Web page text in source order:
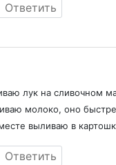
Ответить
лук на сливочном
молоко, оно
выливаю в
Ответить